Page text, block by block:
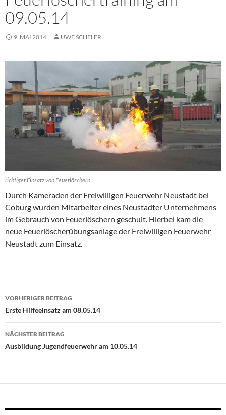
09.05.14
9. MAI 2014 UWE SCHELER
richtiger Einsatz von Feuerlöschern
Durch Kameraden der Freiwilligen Feuerwehr Neustadt bei
Coburg wurden Mitarbeiter eines Neustadter Unternehmens
im Gebrauch von Feuerlöschern geschult. Hierbei kam die
neue Feuerlöscherübungsanlage der Freiwilligen Feuerwehr
Neustadt zum Einsatz.
Beitragsnavigation
VORHERIGER BEITRAG
Erste Hilfeeinsatz am 08.05.14
NÄCHSTER BEITRAG
Ausbildung Jugendfeuerwehr am 10.05.14